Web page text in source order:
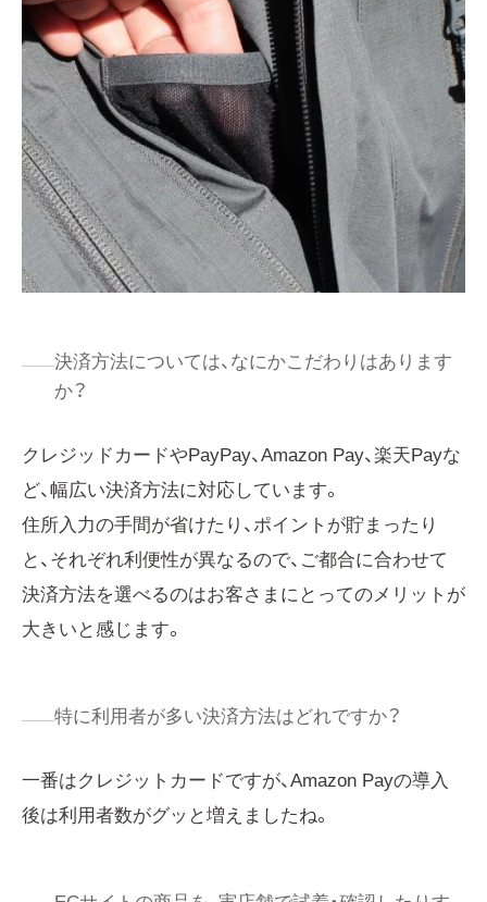
決済方法については、なにかこだわりはあります
か？
クレジッドカードやPayPay、Amazon Pay、楽天Payな
ど、幅広い決済方法に対応しています。
住所入力の手間が省けたり、ポイントが貯まったり
と、それぞれ利便性が異なるので、ご都合に合わせて
決済方法を選べるのはお客さまにとってのメリットが
大きいと感じます。
特に利用者が多い決済方法はどれですか？
一番はクレジットカードですが、Amazon Payの導入
後は利用者数がグッと増えましたね。